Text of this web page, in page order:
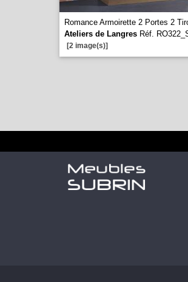
Romance Armoirette 2 Portes 2
Ateliers de Langres Réf.
[2 image(s)]